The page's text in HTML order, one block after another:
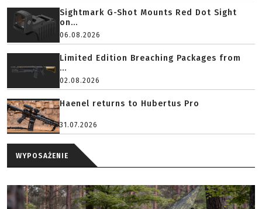
Sightmark G-Shot Mounts Red Dot Sight
on...
06.08.2026
Limited Edition Breaching Packages from
...
02.08.2026
Haenel returns to Hubertus Pro
31.07.2026
WYPOSAŻENIE